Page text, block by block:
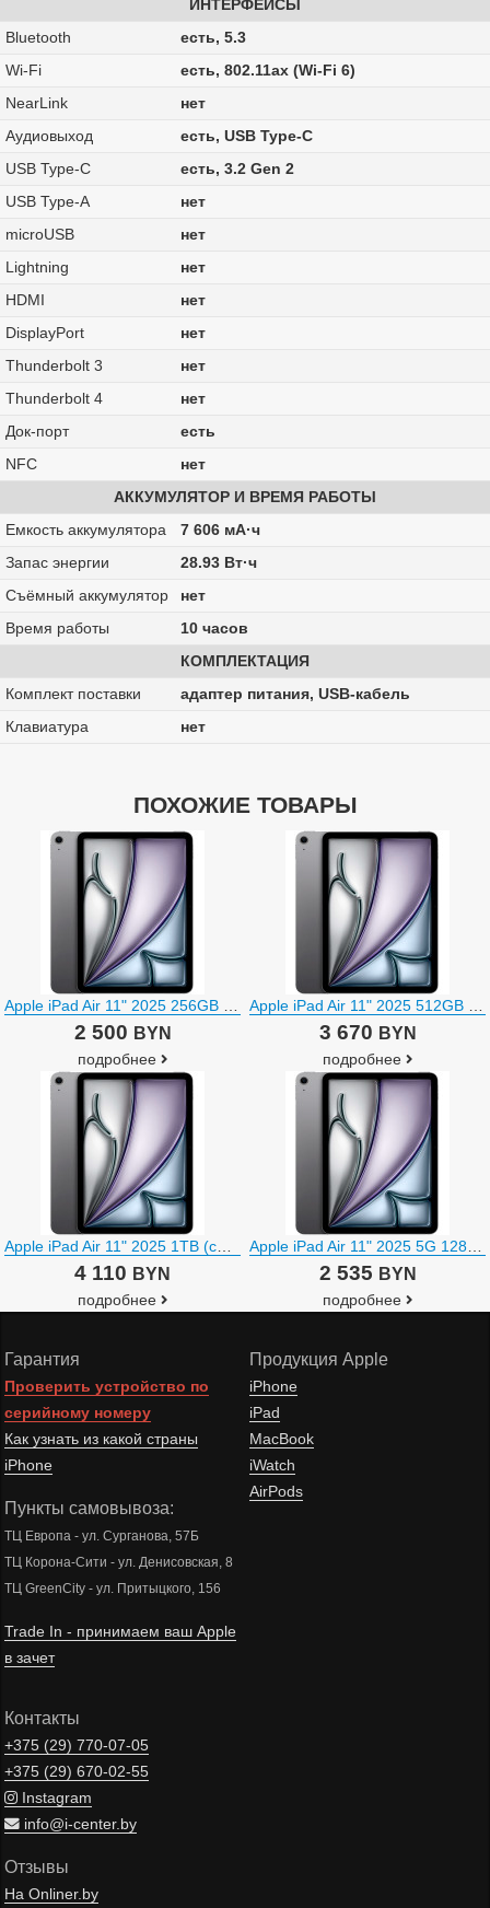
ИНТЕРФЕЙСЫ
Bluetooth
есть, 5.3
Wi-Fi
есть, 802.11ax (Wi-Fi 6)
NearLink
нет
Аудиовыход
есть, USB Type-C
USB Type-C
есть, 3.2 Gen 2
USB Type-A
нет
microUSB
нет
Lightning
нет
HDMI
нет
DisplayPort
нет
Thunderbolt 3
нет
Thunderbolt 4
нет
Док-порт
есть
NFC
нет
АККУМУЛЯТОР И ВРЕМЯ РАБОТЫ
Емкость аккумулятора
7 606 мА·ч
Запас энергии
28.93 Вт·ч
Cъёмный аккумулятор
нет
Время работы
10 часов
КОМПЛЕКТАЦИЯ
Комплект поставки
адаптер питания, USB-кабель
Клавиатура
нет
ПОХОЖИЕ ТОВАРЫ
2 500 BYN
подробнее
3 670 BYN
подробнее
4 110 BYN
подробнее
2 535 BYN
подробнее
Гарантия
Проверить устройство по
серийному номеру
Как узнать из какой страны
iPhone
Пункты самовывоза:
ТЦ Европа - ул. Сурганова, 57Б
ТЦ Корона-Сити - ул. Денисовская, 8
ТЦ GreenCity - ул. Притыцкого, 156
Trade In - принимаем ваш Apple
в зачет
Продукция Apple
iPhone
iPad
MacBook
iWatch
AirPods
Контакты
+375 (29)770-07-05
+375 (29)670-02-55
Instagram
info@i-center.by
Отзывы
На Onliner.by